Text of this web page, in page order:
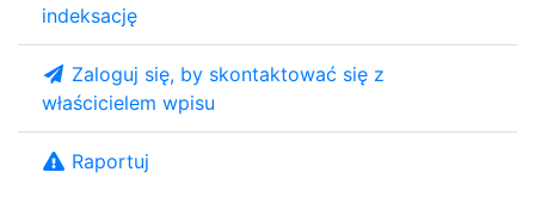
indeksację
Zaloguj się, by skontaktować się z
właścicielem wpisu
Raportuj